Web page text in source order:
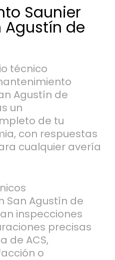
Saunier
Agustín de
técnico
Agustín de
un
de tu
con respuestas
cualquier avería
San Agustín de
inspecciones
precisas
de ACS,
o